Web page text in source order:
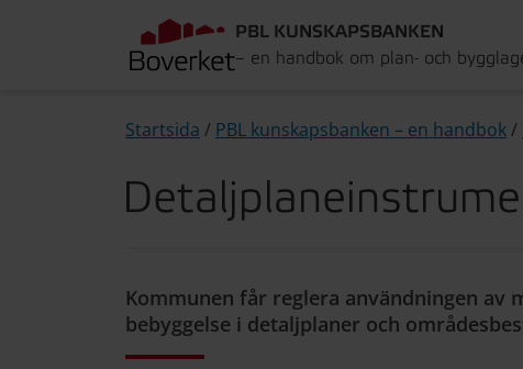
PBL KUNSKAPSBANKEN
– en handbok om plan- och
Startsida / PBL kunskapsbanken – en handbok/
Kommunen får reglera användningen av
bebyggelse i detaljplaner och